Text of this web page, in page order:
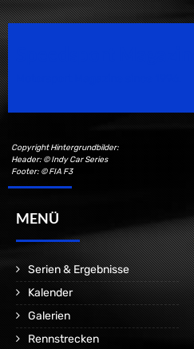
Copyright Hintergrundbilder:
Header: © Indy Car Series
Footer: © FIA F3
MENÜ
Serien & Ergebnisse
Kalender
Galerien
Rennstrecken